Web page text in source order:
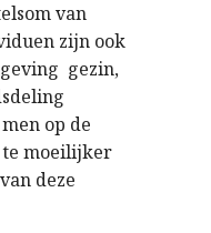
van
zijn ook
 gezin,
op de
te moeilijker
deze